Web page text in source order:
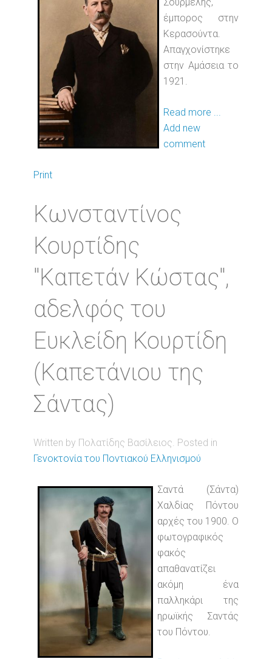
έμπορος στην
Κερασούντα.
Απαγχονίστηκε
στην Αμάσεια το
1921.
Read more ...
Add new
comment
Print
Κωνσταντίνος
Κουρτίδης
"Καπετάν Κώστας",
αδελφός του
Ευκλείδη Κουρτίδη
(Καπετάνιου της
Σάντας)
Written by Πολατίδης Βασίλειος. Posted in
Γενοκτονία του Ποντιακού Ελληνισμού
Σαντά (Σάντα)
Χαλδίας Πόντου
αρχές του 1900. Ο
φωτογραφικός
φακός
απαθανατίζει
ακόμη ένα
παλληκάρι της
ηρωϊκής Σαντάς
του Πόντου.